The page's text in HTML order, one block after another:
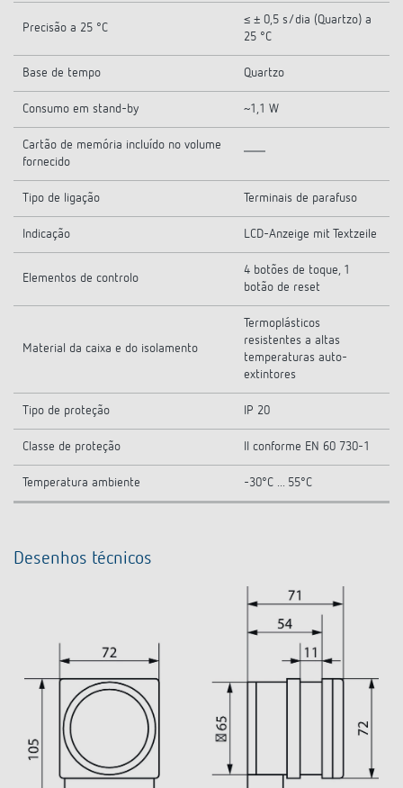
Precisão a 25 °C
≤ ± 0,5 s/dia (Quartzo) a
25 °C
Base de tempo Quartzo
Consumo em stand-by ~1,1 W
Cartão de memória incluído no volume
fornecido
Tipo de ligação Terminais de parafuso
Indicação LCD-Anzeige mit Textzeile
Elementos de controlo
4 botões de toque, 1
botão de reset
Material da caixa e do isolamento
Termoplásticos
resistentes a altas
temperaturas auto-
extintores
Tipo de proteção IP 20
Classe de proteção II conforme EN 60 730-1
Temperatura ambiente -30°C ... 55°C
Desenhos técnicos